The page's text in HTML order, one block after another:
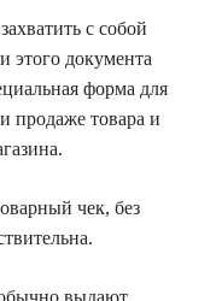
с собой
этого документа
форма для
продаже товара и
чек, без